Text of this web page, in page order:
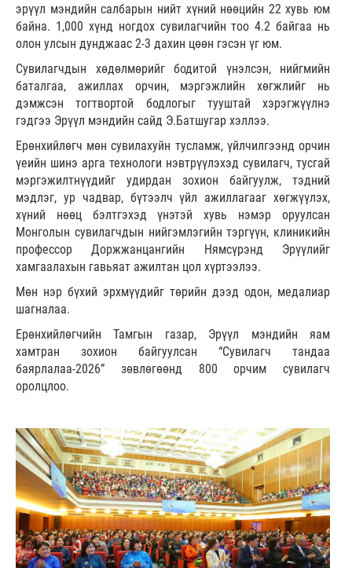
эрүүл мэндийн салбарын нийт хүний нөөцийн 22 хувь юм
байна. 1,000 хүнд ногдох сувилагчийн тоо 4.2 байгаа нь
олон улсын дунджаас 2-3 дахин цөөн гэсэн үг юм.
Сувилагчдын хөдөлмөрийг бодитой үнэлсэн, нийгмийн
баталгаа, ажиллах орчин, мэргэжлийн хөгжлийг нь
дэмжсэн тогтвортой бодлогыг тууштай хэрэгжүүлнэ
гэдгээ Эрүүл мэндийн сайд Э.Батшугар хэллээ.
Ерөнхийлөгч мөн сувилахуйн тусламж, үйлчилгээнд орчин
үеийн шинэ арга технологи нэвтрүүлэхэд сувилагч, тусгай
мэргэжилтнүүдийг удирдан зохион байгуулж, тэдний
мэдлэг, ур чадвар, бүтээлч үйл ажиллагааг хөгжүүлэх,
хүний нөөц бэлтгэхэд үнэтэй хувь нэмэр оруулсан
Монголын сувилагчдын нийгэмлэгийн тэргүүн, клиникийн
профессор Доржжанцангийн Нямсүрэнд Эрүүлийг
хамгаалахын гавьяат ажилтан цол хүртээлээ.
Мөн нэр бүхий эрхмүүдийг төрийн дээд одон, медалиар
шагналаа.
Ерөнхийлөгчийн Тамгын газар, Эрүүл мэндийн яам
хамтран зохион байгуулсан “Сувилагч тандаа
баярлалаа-2026” зөвлөгөөнд 800 орчим сувилагч
оролцлоо.